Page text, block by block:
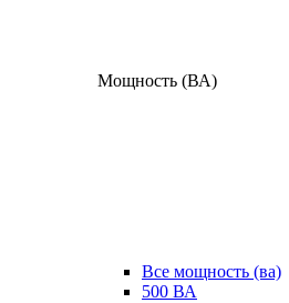
Мощность (ВА)
Все мощность (ва)
500 ВА